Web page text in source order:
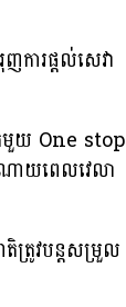
ារផ្តល់សេវា
ែមួយ One stop
ាយពេលវេលា
ត្រូវបន្តសម្រួល